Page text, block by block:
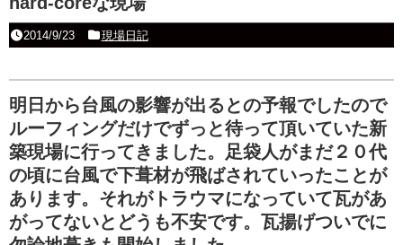
2014/9/23 現場日記
明日から台風の影響が出るとの予報でしたので
ルーフィングだけでずっと待って頂いていた新
築現場に行ってきました。足袋人がまだ２０代
の頃に台風で下葺材が飛ばされていったことが
あります。それがトラウマになっていて瓦があ
がってないとどうも不安です。瓦揚げついでに
古瓦
本日の一品
その他